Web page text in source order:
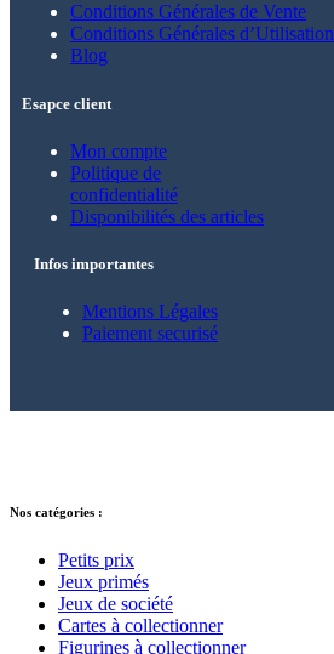
Conditions Générales de Vente
Conditions Générales d’Utilisation
Blog
Esapce client
Mon compte
Politique de
confidentialité
Disponibilités des articles
Infos importantes
Mentions Légales
Paiement securisé
Nos catégories :
Petits prix
Jeux primés
Jeux de société
Cartes à collectionner
Figurines à collectionner